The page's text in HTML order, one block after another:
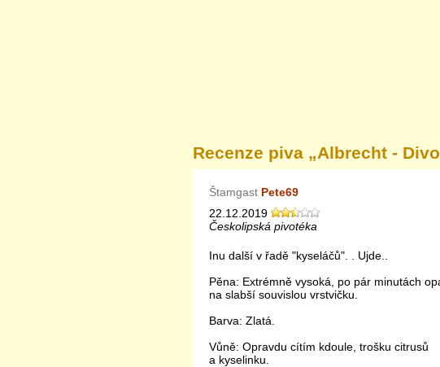
Recenze piva „Albrecht -
Štamgast Pete69
22.12.2019
Českolipská pivotéka
Inu další v řadě "kyseláčů". . Ujde..
Pěna: Extrémně vysoká, po pár minutách
na slabší souvislou vrstvičku.
Barva: Zlatá.
Vůně: Opravdu cítím kdoule, trošku citrusů
a kyselinku.